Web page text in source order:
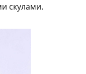
скулами.